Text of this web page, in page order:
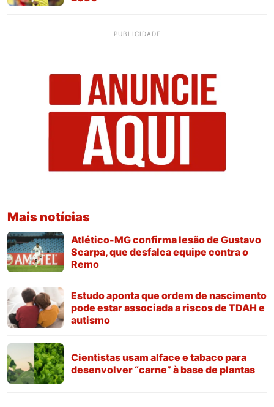
PUBLICIDADE
Mais notícias
Atlético-MG confirma lesão de Gustavo
Scarpa, que desfalca equipe contra o
Remo
Estudo aponta que ordem de nascimento
pode estar associada a riscos de TDAH e
autismo
Cientistas usam alface e tabaco para
desenvolver “carne” à base de plantas